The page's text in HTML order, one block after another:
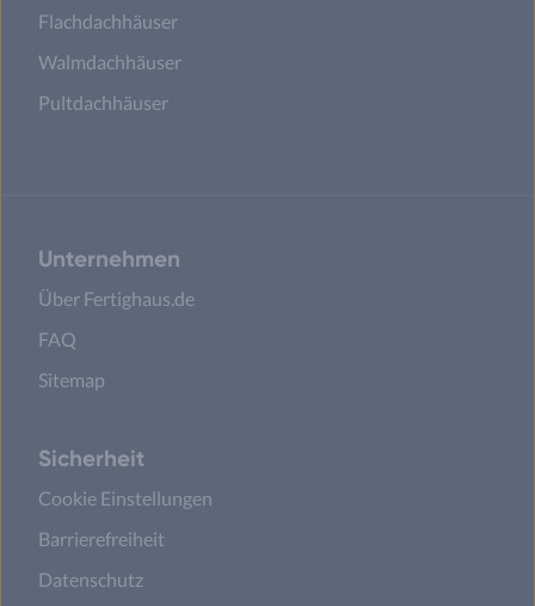
Flachdachhäuser
Walmdachhäuser
Pultdachhäuser
Unternehmen
Über Fertighaus.de
FAQ
Sitemap
Sicherheit
Cookie Einstellungen
Barrierefreiheit
Datenschutz